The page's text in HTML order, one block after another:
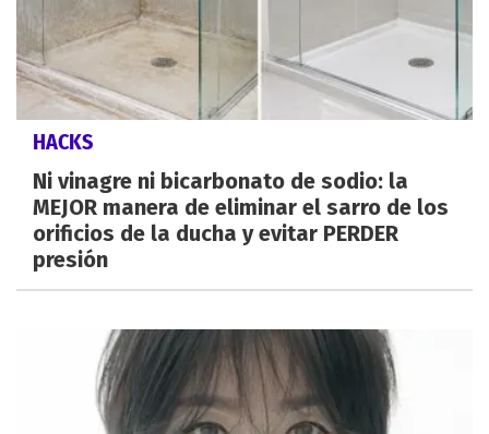
HACKS
Ni vinagre ni bicarbonato de sodio: la
MEJOR manera de eliminar el sarro de los
orificios de la ducha y evitar PERDER
presión